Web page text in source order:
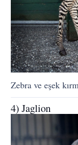
Zebra ve eşek
4) Jaglion